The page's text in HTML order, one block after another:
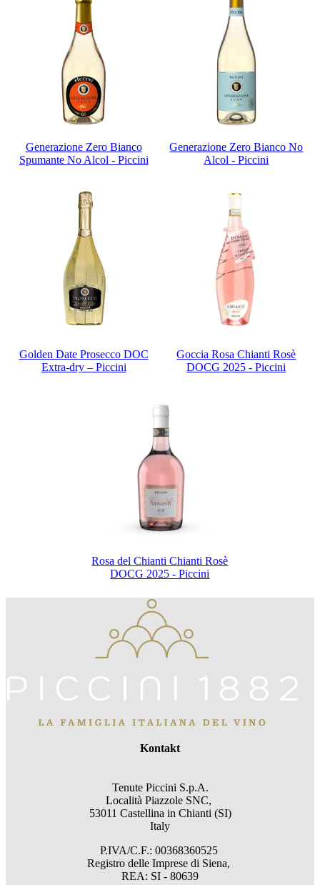
Generazione Zero Bianco
Spumante No Alcol - Piccini
Generazione Zero Bianco No
Alcol - Piccini
Golden Date Prosecco DOC
Extra-dry – Piccini
Goccia Rosa Chianti Rosè
DOCG 2025 - Piccini
Rosa del Chianti Chianti Rosè
DOCG 2025 - Piccini
Kontakt
Tenute Piccini S.p.A.
Località Piazzole SNC,
53011 Castellina in Chianti (SI)
Italy
P.IVA/C.F.: 00368360525
Registro delle Imprese di Siena,
REA: SI - 80639